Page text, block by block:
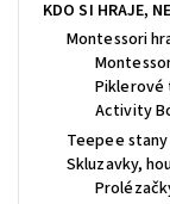
KDO SI HRAJE,
Montessori
Piklerové
Activity
Teepee
Skluzavky,